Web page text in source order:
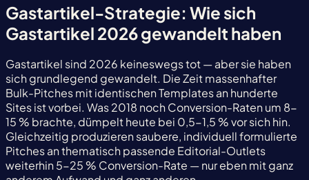
Gastartikel-Strategie: Wie sich
Gastartikel 2026 gewandelt haben
Gastartikel sind 2026 keineswegs tot — aber sie haben
sich grundlegend gewandelt. Die Zeit massenhafter
Bulk-Pitches mit identischen Templates an hunderte
Sites ist vorbei. Was 2018 noch Conversion-Raten um 8-
15 % brachte, dümpelt heute bei 0,5-1,5 % vor sich hin.
Gleichzeitig produzieren saubere, individuell formulierte
Pitches an thematisch passende Editorial-Outlets
weiterhin 5-25 % Conversion-Rate — nur eben mit ganz